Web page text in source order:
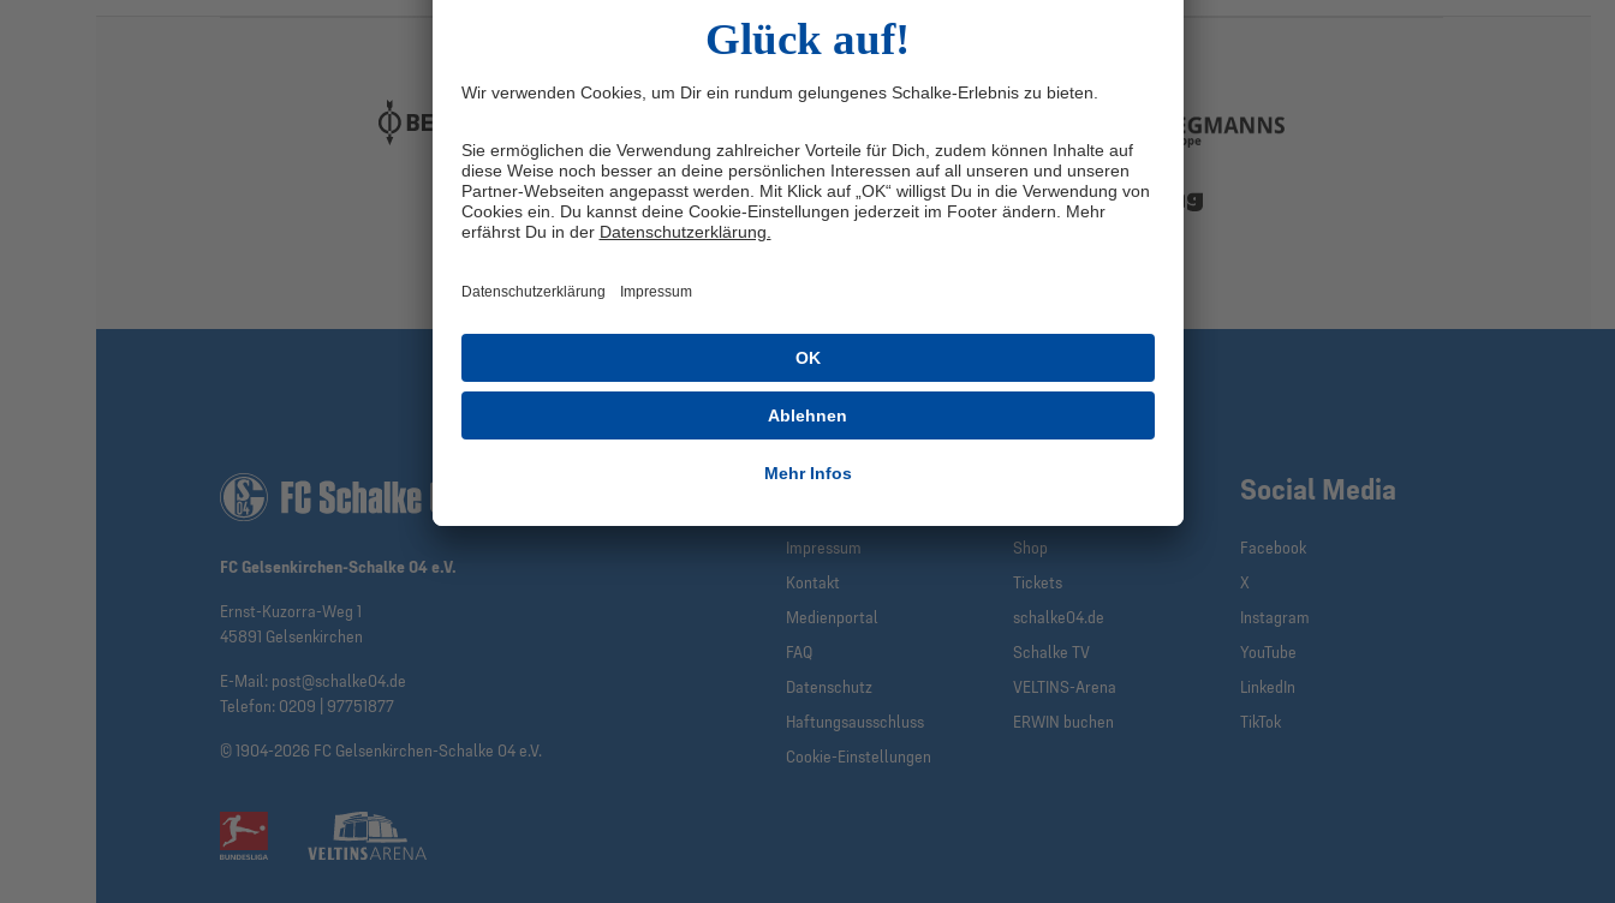
FC Gelsenkirchen-Schalke 04 e.V.
Ernst-Kuzorra-Weg 1
45891 Gelsenkirchen
E-Mail: post@schalke04.de
Telefon: 0209 | 97751877
© 1904-2026 FC Gelsenkirchen-Schalke 04 e.V.
Infos
Impressum
Kontakt
Medienportal
FAQ
Datenschutz
Haftungsausschluss
Cookie-Einstellungen
Shop
Tickets
schalke04.de
Schalke TV
VELTINS-Arena
ERWIN buchen
Social Media
Facebook
X
Instagram
YouTube
LinkedIn
TikTok